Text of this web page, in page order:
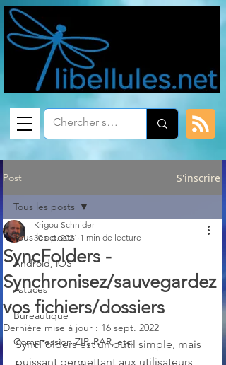
Post S'inscrire
Tous les posts
Android, iOS
Astuces
Bureautique
Compression ZIP, RAR, etc.
Tous les posts
SyncFolders -
Synchronisez/sauvegardez
vos fichiers/dossiers
Krigou Schnider
30 oct. 2021 1 min de lecture
Dernière mise à jour : 16 sept. 2022
SyncFolders est un outil simple, mais
puissant permettant aux utilisateurs